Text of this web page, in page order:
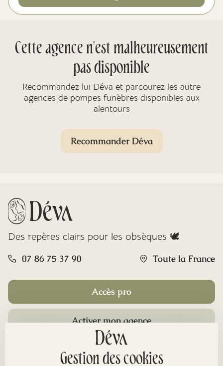
Cette agence n'est malheureusement
pas disponible
Recommandez lui Déva et parcourez les autre
agences de pompes funèbres disponibles aux
alentours
Recommander Déva
Des repères clairs pour les obsèques 🕊️
07 86 75 37 90 Toute la France
Accès pro
Activer mon agence
Gestion des cookies